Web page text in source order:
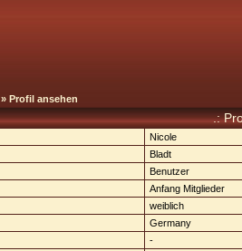
» Profil ansehen
.:
Nicole
Bladt
Benutzer
Anfang Mitglieder
weiblich
Germany
-